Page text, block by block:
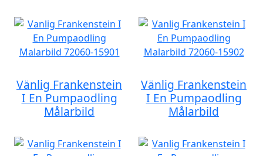
Vänlig Frankenstein
I En Pumpaodling
Målarbild
Vänlig Frankenstein
I En Pumpaodling
Målarbild